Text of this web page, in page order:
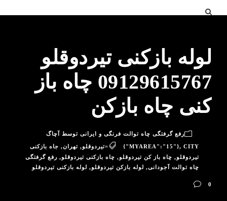
لوله بازکنی تیردوقلو
09129615767 چاه باز
کنی چاه بازکن
رفع گرفتگی چاه توالت فرنگی و ایرانی توسط آچاگ
{"MYAREA":"15"}, CITY=تیردوقلو , تهران, جاه بازکنی
تیردوقلو, چاه باز کن تیردوقلو, چاه بازکنی تیردوقلو, رفع گرفتگی
چاه توالت آجودانی, لوله بازکن تیردوقلو, لوله بازکنی تیردوقلو
0